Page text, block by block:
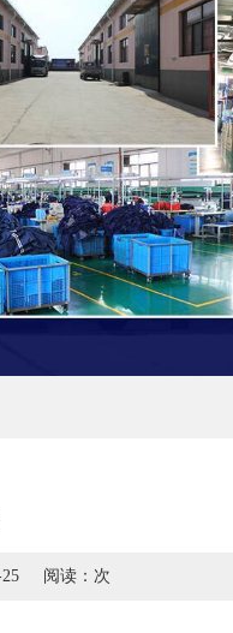
阅读： 次